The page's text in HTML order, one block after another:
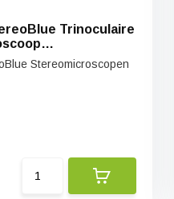
Trinoculaire
7x/45x
Stereomicroscopen